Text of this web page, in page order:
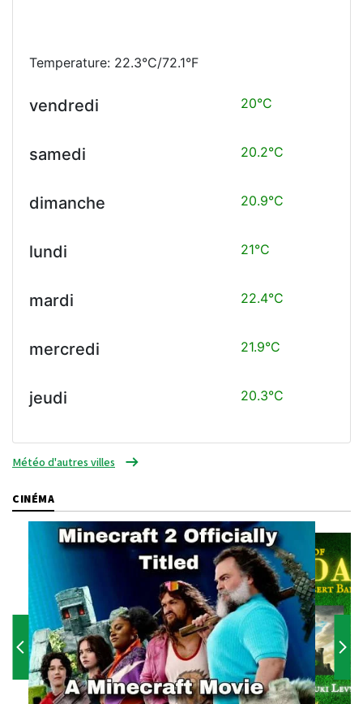
Temperature: 22.3°C/72.1°F
vendredi 20°C
samedi 20.2°C
dimanche 20.9°C
lundi 21°C
mardi 22.4°C
mercredi 21.9°C
jeudi 20.3°C
Météo d'autres villes
CINÉMA